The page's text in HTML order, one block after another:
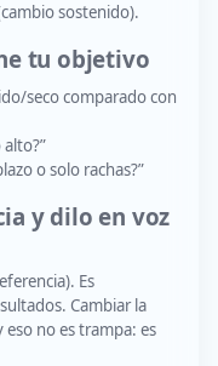
sostenido).
tu objetivo
seco comparado con
o solo rachas?”
y dilo en voz
Es
Cambiar la
no es trampa: es